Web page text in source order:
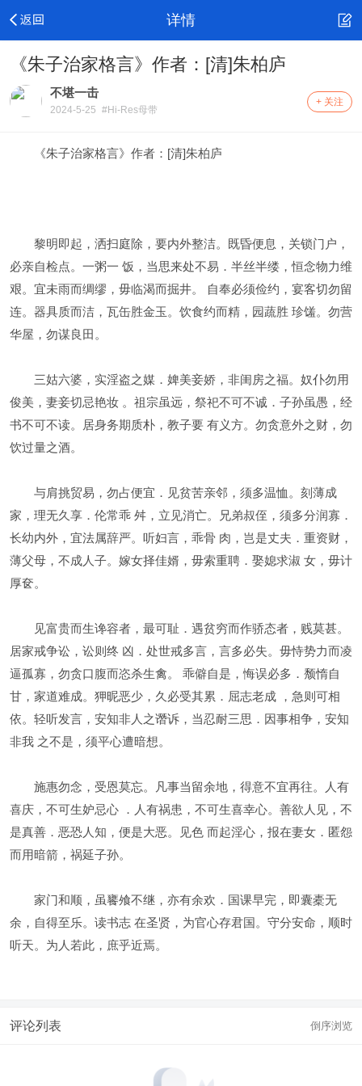
详情
《朱子治家格言》作者：[清]朱柏庐
不堪一击
2024-5-25 #Hi-Res母带
+ 关注
《朱子治家格言》作者：[清]朱柏庐
黎明即起，洒扫庭除，要内外整洁。既昏便息，关锁门户，
必亲自检点。一粥一 饭，当思来处不易．半丝半缕，恒念物力维
艰。宜未雨而绸缪，毋临渴而掘井。 自奉必须俭约，宴客切勿留
连。器具质而洁，瓦缶胜金玉。饮食约而精，园蔬胜 珍馐。勿营
华屋，勿谋良田。
三姑六婆，实淫盗之媒．婢美妾娇，非闺房之福。奴仆勿用
俊美，妻妾切忌艳妆 。祖宗虽远，祭祀不可不诚．子孙虽愚，经
书不可不读。居身务期质朴，教子要 有义方。勿贪意外之财，勿
饮过量之酒。
与肩挑贸易，勿占便宜．见贫苦亲邻，须多温恤。刻薄成
家，理无久享．伦常乖 舛，立见消亡。兄弟叔侄，须多分润寡．
长幼内外，宜法属辞严。听妇言，乖骨 肉，岂是丈夫．重资财，
薄父母，不成人子。嫁女择佳婿，毋索重聘．娶媳求淑 女，毋计
厚奁。
见富贵而生谗容者，最可耻．遇贫穷而作骄态者，贱莫甚。
居家戒争讼，讼则终 凶．处世戒多言，言多必失。毋恃势力而凌
逼孤寡，勿贪口腹而恣杀生禽。 乖僻自是，悔误必多．颓惰自
甘，家道难成。狎昵恶少，久必受其累．屈志老成 ，急则可相
依。轻听发言，安知非人之谮诉，当忍耐三思．因事相争，安知
非我 之不是，须平心遭暗想。
施惠勿念，受恩莫忘。凡事当留余地，得意不宜再往。人有
喜庆，不可生妒忌心 ．人有祸患，不可生喜幸心。善欲人见，不
是真善．恶恐人知，便是大恶。见色 而起淫心，报在妻女．匿怨
而用暗箭，祸延子孙。
家门和顺，虽饔飧不继，亦有余欢．国课早完，即囊橐无
余，自得至乐。读书志 在圣贤，为官心存君国。守分安命，顺时
听天。为人若此，庶乎近焉。
评论列表 倒序浏览